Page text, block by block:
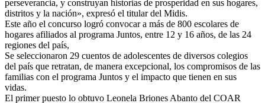
perseverancia, y construyan historias de prosperidad en sus hogares,
distritos y la nación», expresó el titular del Midis.
Este año el concurso logró convocar a más de 800 escolares de
hogares afiliados al programa Juntos, entre 12 y 16 años, de las 24
regiones del país,
Se seleccionaron 29 cuentos de adolescentes de diversos colegios
del país que retratan, de manera excepcional, los compromisos de las
familias con el programa Juntos y el impacto que tienen en sus
vidas.
El primer puesto lo obtuvo Leonela Briones Abanto del COAR